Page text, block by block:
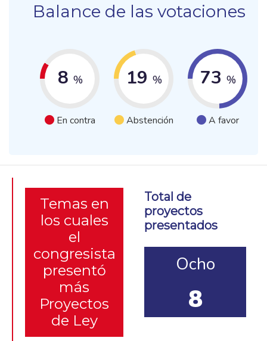
Balance de las votaciones
8 %
En contra
19 %
Abstención
73 %
A favor
Temas en
los cuales
el
congresista
presentó
más
Proyectos
de Ley
Total de
proyectos
presentados
Ocho
8